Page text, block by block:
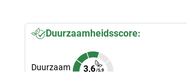
Duurzaamheidsscore:
Duurzaam